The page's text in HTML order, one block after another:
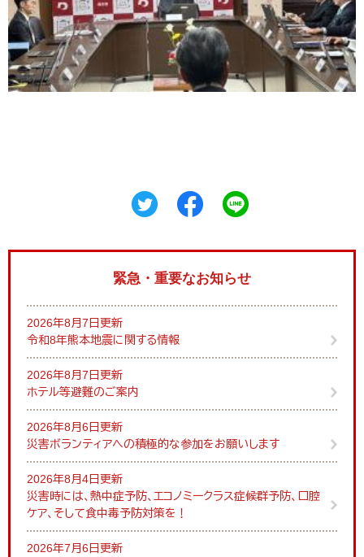
緊急・重要なお知らせ
2026年8月7日更新
令和8年熊本地震に関する情報
2026年8月7日更新
ホテル等避難のご案内
2026年8月6日更新
災害ボランティアへの積極的な参加をお願いします
2026年8月4日更新
災害時には、熱中症予防、エコノミークラス症候群予防、口腔
ケア、そして食中毒予防対策を！
2026年7月6日更新